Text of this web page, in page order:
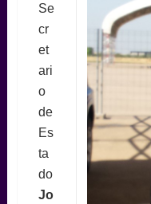
Se
cr
et
ari
o
de
Es
ta
do
Jo